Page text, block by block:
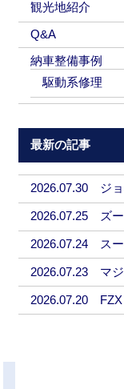
観光地紹介
Q&A
納車整備事例
駆動系修理
最新の記事
2026.07.30 ジ
2026.07.25 ズ
2026.07.24 ス
2026.07.23 マ
2026.07.20